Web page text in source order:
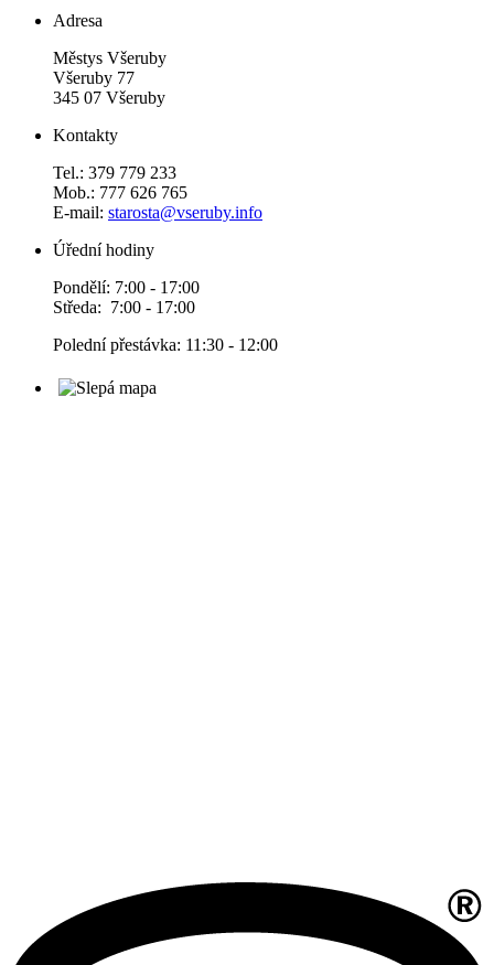
Adresa
Městys Všeruby
Všeruby 77
345 07 Všeruby
Kontakty
Tel.: 379 779 233
Mob.: 777 626 765
E-mail: starosta@vseruby.info
Úřední hodiny
Pondělí: 7:00 - 17:00
Středa: 7:00 - 17:00
Polední přestávka: 11:30 - 12:00